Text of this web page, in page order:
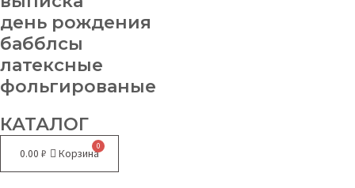
день рождения
бабблсы
латексные
фольгированые
КАТАЛОГ
0.00 ₽ Корзина